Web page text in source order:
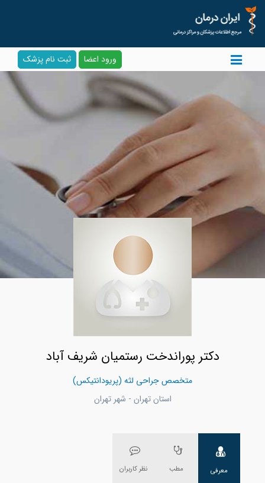
ورود اعضا ثبت نام پزشک
دکتر پوراندخت رستمیان شریف آباد
متخصص جراحی لثه (پریودانتیکس)
استان تهران - شهر تهران
معرفی مطب نظر کاربران